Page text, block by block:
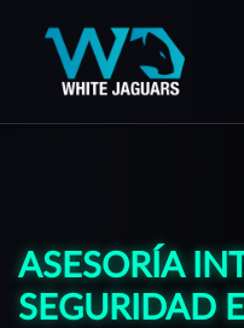
ASESORÍA
SEGURIDAD